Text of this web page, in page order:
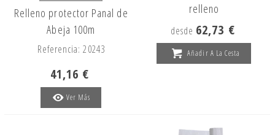
Relleno protector Panal de
Abeja 100m
Referencia: 20243
41,16 €
Ver Más
relleno
desde 62,73 €
Añadir A La Cesta